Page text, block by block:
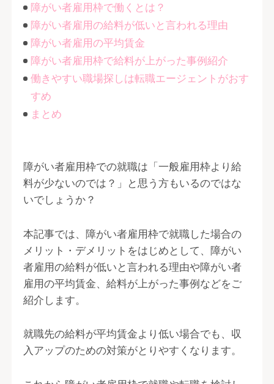
障がい者雇用枠で働くとは？
障がい者雇用の給料が低いと言われる理由
障がい者雇用の平均賃金
障がい者雇用枠で給料が上がった事例紹介
働きやすい職場探しは転職エージェントがおす
すめ
まとめ
障がい者雇用枠での就職は「一般雇用枠より給
料が少ないのでは？」と思う方もいるのではな
いでしょうか？
本記事では、障がい者雇用枠で就職した場合の
メリット・デメリットをはじめとして、障がい
者雇用の給料が低いと言われる理由や障がい者
雇用の平均賃金、給料が上がった事例などをご
紹介します。
就職先の給料が平均賃金より低い場合でも、収
入アップのための対策がとりやすくなります。